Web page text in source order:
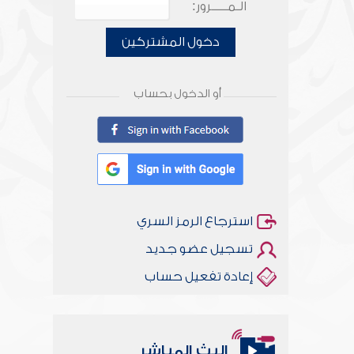
الـمـــــرور:
دخول المشتركين
أو الدخول بحساب
استرجاع الرمز السري
تسجيل عضو جديد
إعادة تفعيل حساب